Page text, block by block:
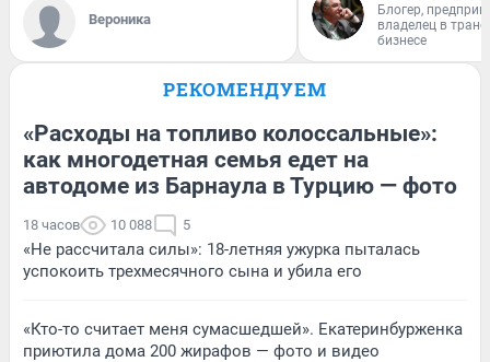
Вероника
Блогер,
владелец в
бизнесе
РЕКОМЕНДУЕМ
«Расходы на топливо колоссальные»:
как многодетная семья едет на
автодоме из Барнаула в Турцию — фото
18 часов 10 088 5
«Не рассчитала силы»: 18-летняя ужурка пыталась
успокоить трехмесячного сына и убила его
«Кто-то считает меня сумасшедшей». Екатеринбурженка
приютила дома 200 жирафов — фото и видео